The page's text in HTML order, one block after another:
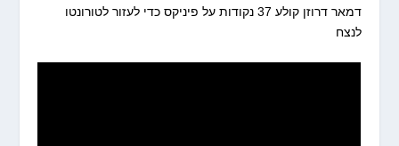
דמאר דרוזן קולע 37 נקודות על פיניקס כדי לעזור לטורונטו
לנצח